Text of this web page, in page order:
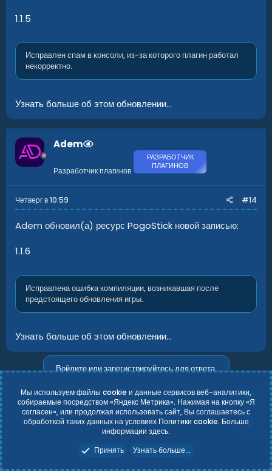
1.1.5
Исправлен спам в консоли, из-за которого плагин работал
некорректно.
Узнать больше об этом обновлении...
Adem
Разработчик плагинов
РАЗРАБОТЧИК
ПЛАГИНОВ
Четверг в 10:59 #14
Adem обновил(а) ресурс PogoStick новой записью:
1.1.6
Исправлена ошибка компиляции, возникавшая после
предстоящего обновления игры.
Узнать больше об этом обновлении...
Войдите или зарегистрируйтесь для ответа.
Russian (RU)
Условия и правила
Политика конфиденциальности
Справка Главная
R
Мы используем файлы cookie и данные сервисов веб-аналитики,
собираемые посредством «Яндекс Метрика». Нажимая на кнопку «Я
согласен», или продолжая использовать сайт, Вы соглашаетесь с
обработкой таких данных на условиях Политики cookie. Больше
информации здесь.
Принять
Узнать больше...